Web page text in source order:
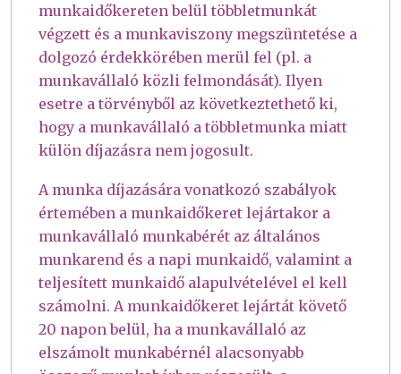
munkaidőkereten belül többletmunkát
végzett és a munkaviszony megszüntetése a
dolgozó érdekkörében merül fel (pl. a
munkavállaló közli felmondását). Ilyen
esetre a törvényből az következtethető ki,
hogy a munkavállaló a többletmunka miatt
külön díjazásra nem jogosult.
A munka díjazására vonatkozó szabályok
értemében a munkaidőkeret lejártakor a
munkavállaló munkabérét az általános
munkarend és a napi munkaidő, valamint a
teljesített munkaidő alapulvételével el kell
számolni. A munkaidőkeret lejártát követő
20 napon belül, ha a munkavállaló az
elszámolt munkabérnél alacsonyabb